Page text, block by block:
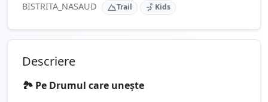
BISTRITA_NASAUD
Trail Kids
Descriere
🏞️ Pe Drumul care unește